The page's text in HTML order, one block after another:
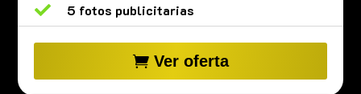

5 fotos publicitarias
Ver oferta